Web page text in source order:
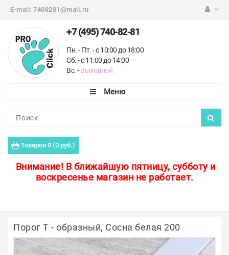
E-mail: 7408281@mail.ru
+7 (495) 740-82-81
Пн. - Пт. - с 10:00 до 18:00
Сб. - с 11:00 до 14:00
Вс. -Выходной
Товаров 0 (0 руб.)
Внимание! В ближайшую пятницу, субботу и
воскресенье магазин не работает.
Пороги для пола
Защитные уголки
Полосы из металла
Порог Т - образный, Сосна белая 200